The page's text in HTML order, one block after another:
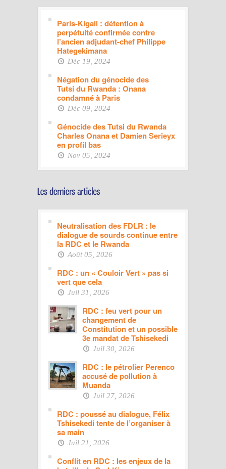
Paris-Kigali : détention à
perpétuité confirmée contre
l’ancien adjudant-chef Philippe
Hategekimana
Déc 19, 2024
Négation du génocide des
Tutsi du Rwanda : Onana
condamné à Paris
Déc 09, 2024
Génocide des Tutsi du Rwanda
Charles Onana et Damien Serieyx
en profil bas
Nov 05, 2024
Neutralisation des FDLR : le
dialogue de sourds continue entre
la RDC et le Rwanda
Août 05, 2026
RDC : un « Couloir Vert » pas si
vert que cela
Juil 31, 2026
RDC : feu vert pour un
changement de
Constitution et un possible
3e mandat de Tshisekedi
Juil 30, 2026
RDC : le pétrolier Perenco
accusé de pollution à
Muanda
Juil 27, 2026
RDC : poussé au dialogue, Félix
Tshisekedi tente de l’organiser à
sa main
Juil 21, 2026
Conflit en RDC : les enjeux de la